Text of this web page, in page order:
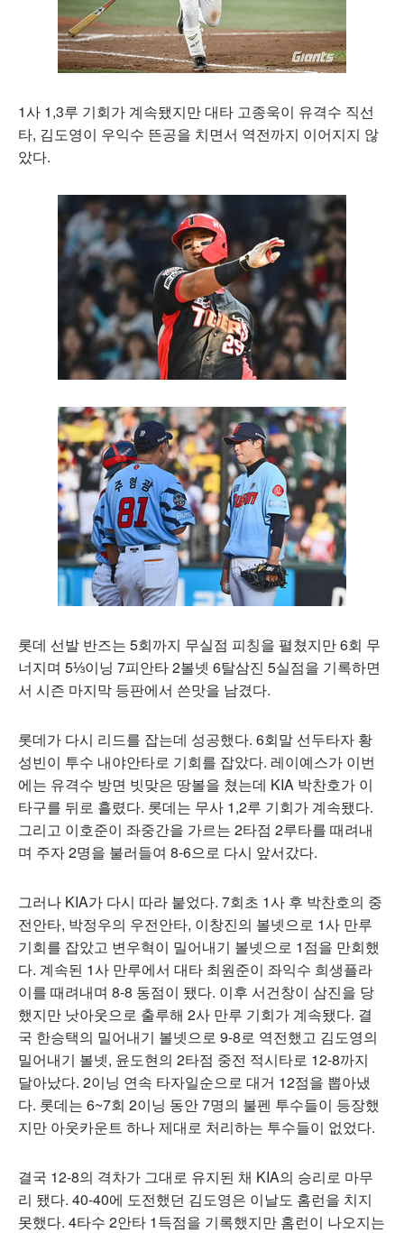
1사 1,3루 기회가 계속됐지만 대타 고종욱이 유격수 직선
타, 김도영이 우익수 뜬공을 치면서 역전까지 이어지지 않
았다.
롯데 선발 반즈는 5회까지 무실점 피칭을 펼쳤지만 6회 무
너지며 5⅓이닝 7피안타 2볼넷 6탈삼진 5실점을 기록하면
서 시즌 마지막 등판에서 쓴맛을 남겼다.
롯데가 다시 리드를 잡는데 성공했다. 6회말 선두타자 황
성빈이 투수 내야안타로 기회를 잡았다. 레이예스가 이번
에는 유격수 방면 빗맞은 땅볼을 쳤는데 KIA 박찬호가 이
타구를 뒤로 흘렸다. 롯데는 무사 1,2루 기회가 계속됐다.
그리고 이호준이 좌중간을 가르는 2타점 2루타를 때려내
며 주자 2명을 불러들여 8-6으로 다시 앞서갔다.
그러나 KIA가 다시 따라 붙었다. 7회초 1사 후 박찬호의 중
전안타, 박정우의 우전안타, 이창진의 볼넷으로 1사 만루
기회를 잡았고 변우혁이 밀어내기 볼넷으로 1점을 만회했
다. 계속된 1사 만루에서 대타 최원준이 좌익수 희생플라
이를 때려내며 8-8 동점이 됐다. 이후 서건창이 삼진을 당
했지만 낫아웃으로 출루해 2사 만루 기회가 계속됐다. 결
국 한승택의 밀어내기 볼넷으로 9-8로 역전했고 김도영의
밀어내기 볼넷, 윤도현의 2타점 중전 적시타로 12-8까지
달아났다. 2이닝 연속 타자일순으로 대거 12점을 뽑아냈
다. 롯데는 6~7회 2이닝 동안 7명의 불펜 투수들이 등장했
지만 아웃카운트 하나 제대로 처리하는 투수들이 없었다.
결국 12-8의 격차가 그대로 유지된 채 KIA의 승리로 마무
리 됐다. 40-40에 도전했던 김도영은 이날도 홈런을 치지
못했다. 4타수 2안타 1득점을 기록했지만 홈런이 나오지는